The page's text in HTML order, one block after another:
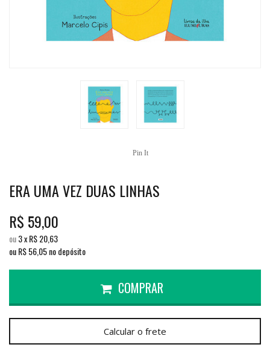
Pin It
ERA UMA VEZ DUAS LINHAS
R$ 59,00
ou3xR$20,63
ou R$56,05no depósito
COMPRAR
Calcular o frete